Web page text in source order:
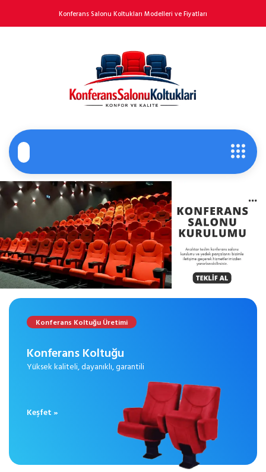
Konferans Salonu Koltukları Modelleri ve Fiyatları
Konferans Koltuğu Üretimi
Konferans Koltuğu
Yüksek kaliteli, dayanıklı, garantili
Keşfet »